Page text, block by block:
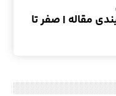
مقاله | صفر تا